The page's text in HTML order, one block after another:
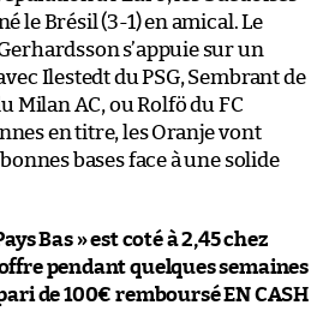
le Brésil (3-1) en amical. Le
s’appuie sur un
Ilestedt du PSG, Sembrant de
Milan AC, ou Rolfö du FC
en titre, les Oranje vont
bases face à une solide
Bas » est coté à 2,45 chez
pendant quelques semaines
de 100€ remboursé EN CASH